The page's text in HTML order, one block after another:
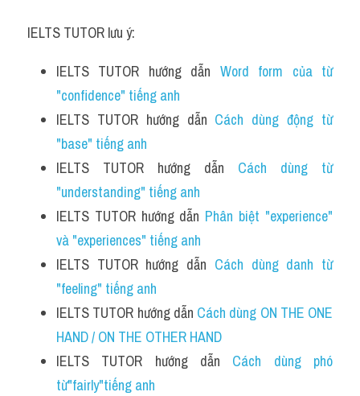
IELTS TUTOR lưu ý:
IELTS TUTOR hướng dẫn Word form của từ
"confidence" tiếng anh
IELTS TUTOR hướng dẫn Cách dùng động từ
"base" tiếng anh
IELTS TUTOR hướng dẫn Cách dùng từ
"understanding" tiếng anh
IELTS TUTOR hướng dẫn Phân biệt "experience"
và "experiences" tiếng anh
IELTS TUTOR hướng dẫn Cách dùng danh từ
"feeling" tiếng anh
IELTS TUTOR hướng dẫn Cách dùng ON THE ONE
HAND / ON THE OTHER HAND
IELTS TUTOR hướng dẫn Cách dùng phó
từ"fairly"tiếng anh